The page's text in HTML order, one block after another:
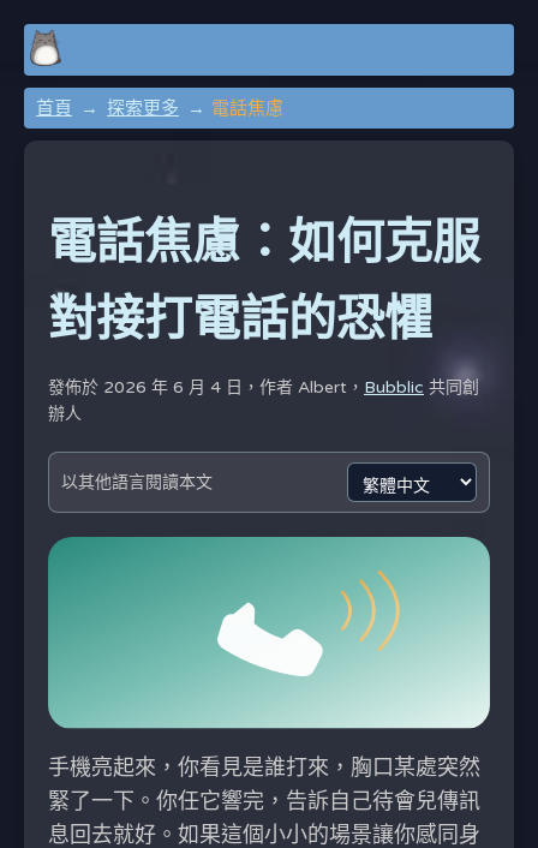
首頁 探索更多 電話焦慮
電話焦慮：如何克服
對接打電話的恐懼
發佈於 2026 年 6 月 4 日，作者 Albert， Bubblic 共同創
辦人
以其他語言閱讀本文
手機亮起來，你看見是誰打來，胸口某處突然
緊了一下。你任它響完，告訴自己待會兒傳訊
息回去就好。如果這個小小的場景讓你感同身